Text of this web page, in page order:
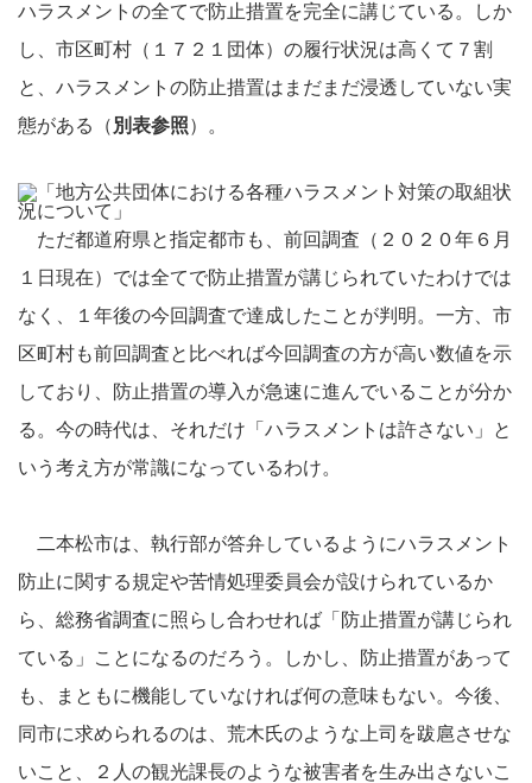
ハラスメントの全てで防止措置を完全に講じている。しか
し、市区町村（１７２１団体）の履行状況は高くて７割
と、ハラスメントの防止措置はまだまだ浸透していない実
態がある（ 別表参照）。
ただ都道府県と指定都市も、前回調査（２０２０年６月
１日現在）では全てで防止措置が講じられていたわけでは
なく、１年後の今回調査で達成したことが判明。一方、市
区町村も前回調査と比べれば今回調査の方が高い数値を示
しており、防止措置の導入が急速に進んでいることが分か
る。今の時代は、それだけ「ハラスメントは許さない」と
いう考え方が常識になっているわけ。
二本松市は、執行部が答弁しているようにハラスメント
防止に関する規定や苦情処理委員会が設けられているか
ら、総務省調査に照らし合わせれば「防止措置が講じられ
ている」ことになるのだろう。しかし、防止措置があって
も、まともに機能していなければ何の意味もない。今後、
同市に求められるのは、荒木氏のような上司を跋扈させな
いこと、２人の観光課長のような被害者を生み出さないこ